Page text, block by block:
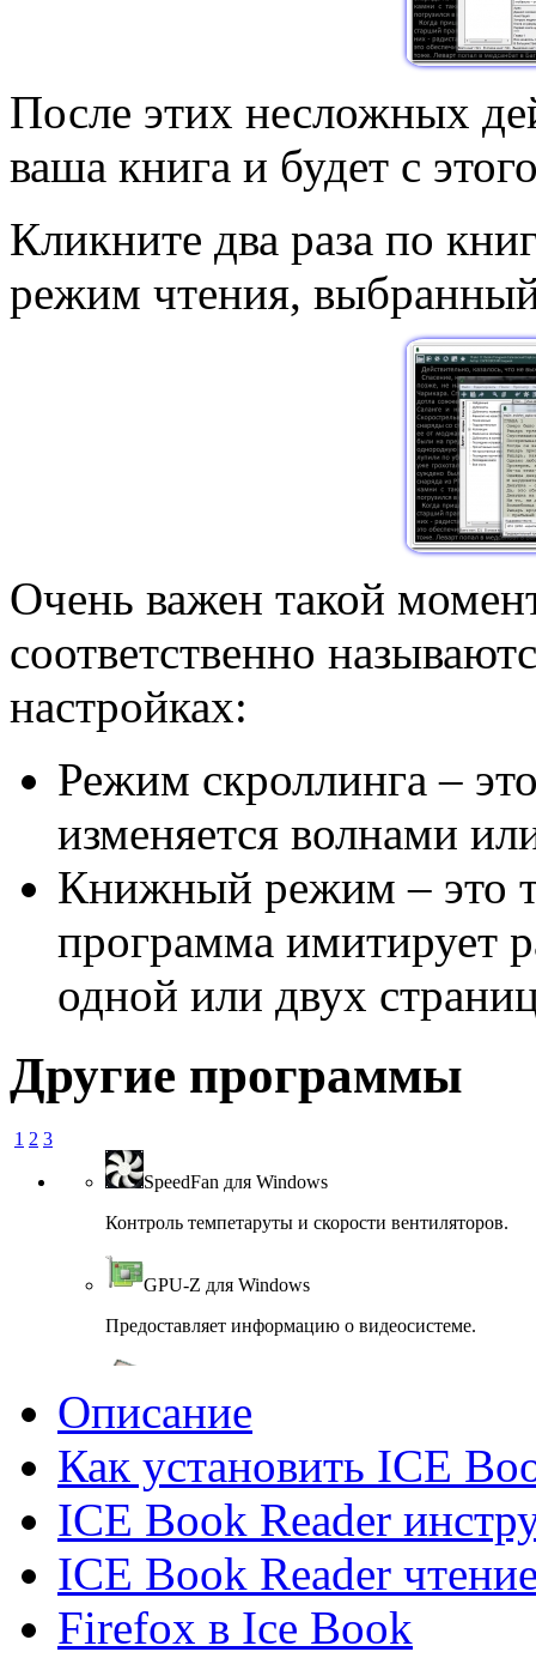
После этих несложных
ваша книга и будет с
Кликните два раза по
режим чтения,
Очень важен такой
соответственно
настройках:
Режим скроллинга –
изменяется волнами
Книжный режим – это
программа имитирует
одной или двух
Другие программы
1 2 3
SpeedFan для Windows
Контроль темпетаруты и скорости вентиляторов.
GPU-Z для Windows
Предоставляет информацию о видеосистеме.
System Monitor II показ параметров компьютера
EVEREST Home Edition для...
Предназначена для диагностики.
Fraps для Windows
Измерение частоты FPS
Описание
Как установить ICE
ICE Book Reader
ICE Book Reader
Firefox в Ice Book